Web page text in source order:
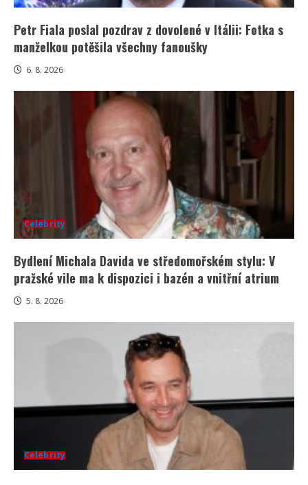
Petr Fiala poslal pozdrav z dovolené v Itálii: Fotka s
manželkou potěšila všechny fanoušky
6. 8. 2026
Celebrity
Bydlení Michala Davida ve středomořském stylu: V
pražské vile ma k dispozici i bazén a vnitřní atrium
5. 8. 2026
Celebrity